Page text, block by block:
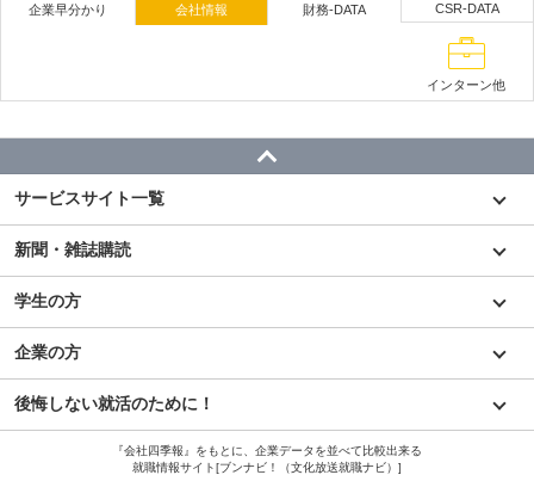
企業早分かり 会社情報 財務-DATA CSR-DATA
インターン他
サービスサイト一覧
新聞・雑誌購読
学生の方
企業の方
後悔しない就活のために！
『会社四季報』をもとに、企業データを並べて比較出来る
就職情報サイト[ブンナビ！（文化放送就職ナビ）]